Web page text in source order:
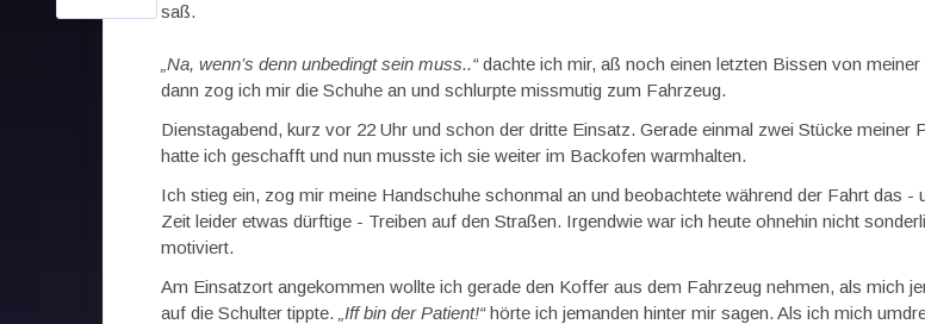
saß.
„Na, wenn’s denn unbedingt sein muss..“dachte ich mir, aß noch einen letzten Bissen von
dann zog ich mir die Schuhe an und schlurpte missmutig zum Fahrzeug.
Dienstagabend, kurz vor 22 Uhr und schon der dritte Einsatz. Gerade einmal zwei Stücke meiner
hatte ich geschafft und nun musste ich sie weiter im Backofen warmhalten.
Ich stieg ein, zog mir meine Handschuhe schonmal an und beobachtete während der Fahrt das -
Zeit leider etwas dürftige - Treiben auf den Straßen. Irgendwie war ich heute ohnehin nicht
motiviert.
Am Einsatzort angekommen wollte ich gerade den Koffer aus dem Fahrzeug nehmen, als mich
auf die Schulter tippte.
„Iff bin der Patient!“hörte ich jemanden hinter mir sagen. Als ich mich